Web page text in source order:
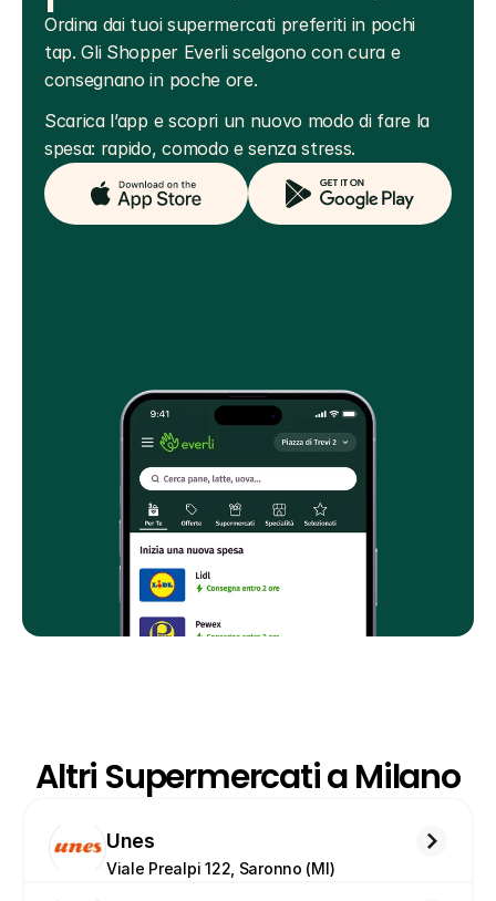
Ordina dai tuoi supermercati preferiti in pochi
tap. Gli Shopper Everli scelgono con cura e
consegnano in poche ore.
Scarica l’app e scopri un nuovo modo di fare la
spesa: rapido, comodo e senza stress.
Altri Supermercati a Milano
Unes
Viale Prealpi 122, Saronno (MI)